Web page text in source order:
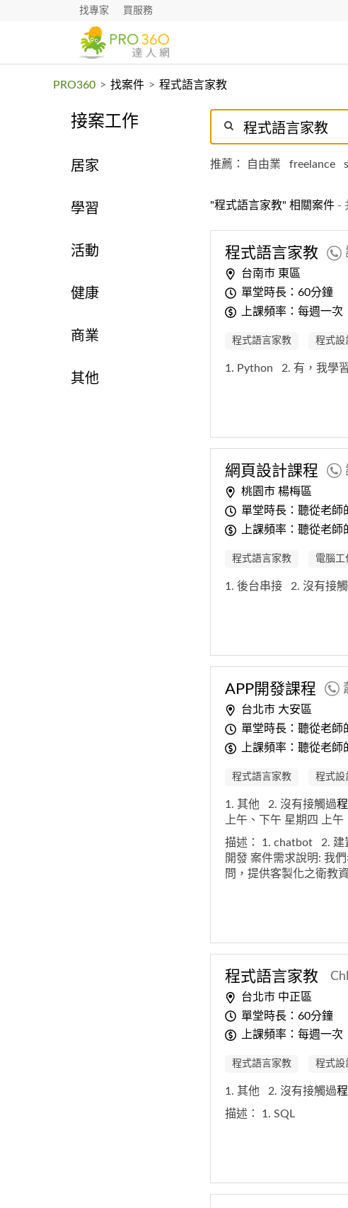
找專家 買服務
PRO360 > 找案件 > 程式語言家教
接案工作
居家
學習
活動
健康
商業
其他
推薦： 自由業 freelance
"程式語言家教" 相關案件-
程式語言家教
台南市 東區
單堂時長：60分鐘
上課頻率：每週一次
程式語言家教 程式設
1. Python 2. 有，我學
網頁設計課程
桃園市 楊梅區
單堂時長：聽從老師
上課頻率：聽從老師
程式語言家教 電腦工
1. 後台串接 2. 沒有接
APP開發課程
台北市 大安區
單堂時長：聽從老師
上課頻率：聽從老師
程式語言家教 程式設
1. 其他 2. 沒有接觸過
上午、下午 星期四 上
描述： 1. chatbot 2. 建
開發 案件需求說明: 我
問，提供客製化之衛教
LINE官方帳號，提供
程式語言家教
台北市 中正區
單堂時長：60分鐘
上課頻率：每週一次
程式語言家教 程式設
1. 其他 2. 沒有接觸過
描述： 1. SQL